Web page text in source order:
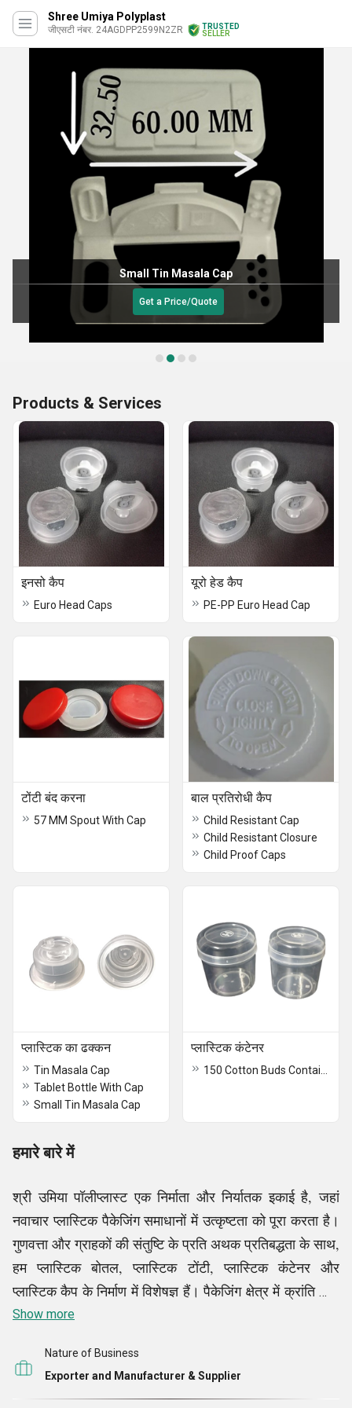
Shree Umiya Polyplast
जीएसटी नंबर. 24AGDPP2599N2ZR
TRUSTED
SELLER
Small Tin Masala Cap
Get a Price/Quote
Products & Services
इनसो कैप
Euro Head Caps
यूरो हेड कैप
PE-PP Euro Head Cap
टोंटी बंद करना
57 MM Spout With Cap
बाल प्रतिरोधी कैप
Child Resistant Cap
Child Resistant Closure
Child Proof Caps
प्लास्टिक का ढक्कन
Tin Masala Cap
Tablet Bottle With Cap
Small Tin Masala Cap
प्लास्टिक कंटेनर
हमारे बारे में
श्री उमिया पॉलीप्लास्ट एक निर्माता और निर्यातक इकाई है, जहां
नवाचार प्लास्टिक पैकेजिंग समाधानों में उत्कृष्टता को पूरा करता है।
गुणवत्ता और ग्राहकों की संतुष्टि के प्रति अथक प्रतिबद्धता के साथ,
हम प्लास्टिक बोतल, प्लास्टिक टोंटी, प्लास्टिक कंटेनर और
प्लास्टिक कैप के निर्माण में विशेषज्ञ हैं। पैकेजिंग क्षेत्र में क्रांति लाने
के लक्ष्य के साथ स्थापित, हम अत्याधुनिक तकनीक और उद्योग ज्ञान
ग्राहकों की अपेक्षाओं से ऊपर और परे हैं।
Show more
Nature of Business
Exporter and Manufacturer & Supplier